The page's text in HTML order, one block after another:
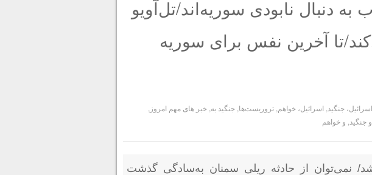
دنبال نابودی سوریه‌اند/تل‌آویو
تا آخرین نفس برای سوریه
اسرائیل، جنگید اسرائیل، خواهم ,تروریست‌ها ,جنگید به ,خبر های مهم امروز
و جنگید و خواهم
نمی‌توان از حادثه ریلی سمنان به‌سادگی گذشت